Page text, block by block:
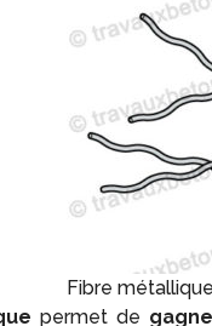
Fibre
permet de